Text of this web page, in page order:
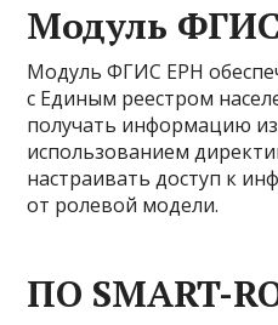
Модуль
Модуль ФГИС ЕРН
с Единым реестром
получать информацию из
использованием
настраивать доступ к
от ролевой модели.
ПО SMART-